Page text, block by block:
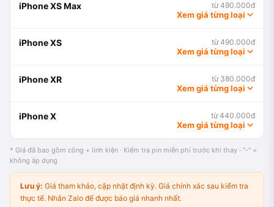
iPhone XS Max từ 490.000đ
Xem giá từng loại
iPhone XS từ 490.000đ
Xem giá từng loại
iPhone XR từ 380.000đ
Xem giá từng loại
iPhone X từ 440.000đ
Xem giá từng loại
* Giá đã bao gồm công + linh kiện · Kiểm tra pin miễn phí trước khi thay · "-" =
không áp dụng
Lưu ý: Giá tham khảo, cập nhật định kỳ. Giá chính xác sau kiểm tra
thực tế. Nhắn Zalo để được báo giá nhanh nhất.